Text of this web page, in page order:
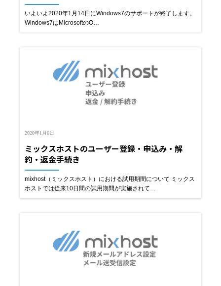
いよいよ2020年1月14日にWindows7のサポートが終了します。
Windows7はMicrosoftのO…
2020年1月6日
ミックスホストのユーザー登録・申込み・解
約・返金手続き
mixhost（ミックスホスト）における試用期間について ミックス
ホストでは従来10日間の試用期間が実施されて…